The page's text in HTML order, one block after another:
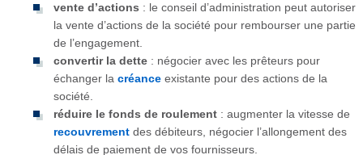
vente d’actions : le conseil d’administration peut autoriser
la vente d’actions de la société pour rembourser une partie
de l’engagement.
convertir la dette : négocier avec les prêteurs pour
échanger la créance existante pour des actions de la
société.
réduire le fonds de roulement : augmenter la vitesse de
recouvrement des débiteurs, négocier l’allongement des
délais de paiement de vos fournisseurs.